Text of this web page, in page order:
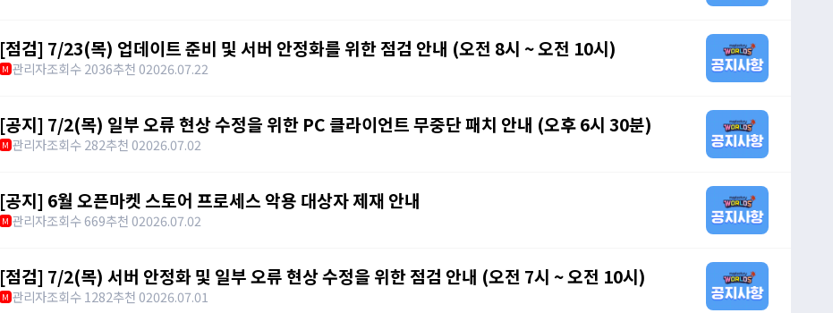
[점검] 7/23(목) 업데이트 준비 및 서버 안정화를 위한 점검 안내 (오전 8시 ~ 오전 10시)
M 관리자조회수 2036추천 02026.07.22
[공지] 7/2(목) 일부 오류 현상 수정을 위한 PC 클라이언트 무중단 패치 안내 (오후 6시 30분)
M 관리자조회수 282추천 02026.07.02
[공지] 6월 오픈마켓 스토어 프로세스 악용 대상자 제재 안내
M 관리자조회수 669추천 02026.07.02
[점검] 7/2(목) 서버 안정화 및 일부 오류 현상 수정을 위한 점검 안내 (오전 7시 ~ 오전 10시)
M 관리자조회수 1282추천 02026.07.01